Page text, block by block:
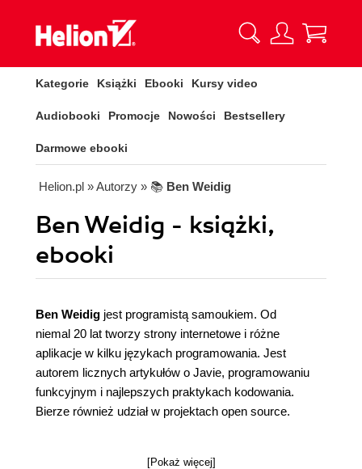
Kategorie Książki Ebooki Kursy video
Audiobooki Promocje Nowości Bestsellery
Darmowe ebooki
Helion.pl » Autorzy » 📚 Ben Weidig
Ben Weidig - książki,
ebooki
Ben Weidig jest programistą samoukiem. Od
niemal 20 lat tworzy strony internetowe i różne
aplikacje w kilku językach programowania. Jest
autorem licznych artykułów o Javie, programowaniu
funkcyjnym i najlepszych praktykach kodowania.
Bierze również udział w projektach open source.
[Pokaż więcej]